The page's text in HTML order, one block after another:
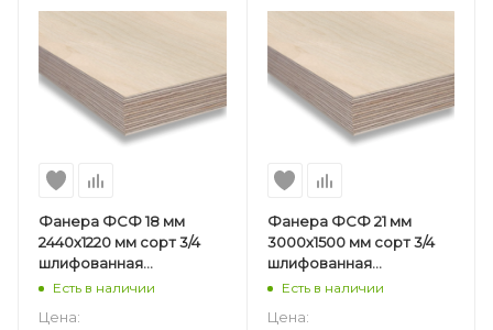
Фанера ФСФ 18 мм
2440х1220 мм сорт 3/4
шлифованная
березовая
Есть в наличии
Цена:
Фанера ФСФ 21 мм
3000х1500 мм сорт 3/4
шлифованная
березовая
Есть в наличии
Цена: